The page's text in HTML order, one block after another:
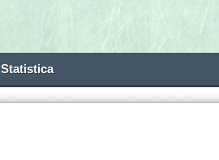
Statistica